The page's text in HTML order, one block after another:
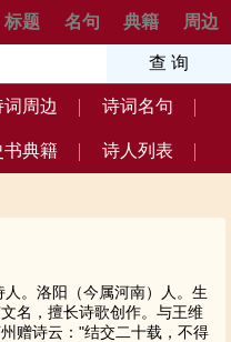
周边
典籍
名句
标题
词周边 诗词名句
书典籍 诗人列表
人。洛阳（今属河南）人。生
名，擅长诗歌创作。与王维
赠诗云："结交二十载，不得